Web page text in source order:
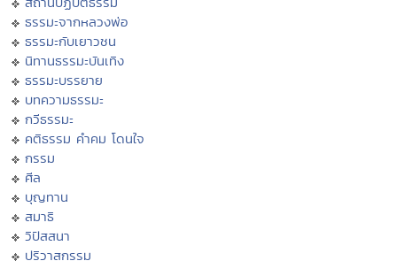
ธรรมะจากหลวงพ่อ
ธรรมะกับเยาวชน
นิทานธรรมะบันเทิง
ธรรมะบรรยาย
บทความธรรมะ
กวีธรรมะ
คติธรรม คำคม โดนใจ
กรรม
ศีล
บุญทาน
สมาธิ
วิปัสสนา
ปริวาสกรรม